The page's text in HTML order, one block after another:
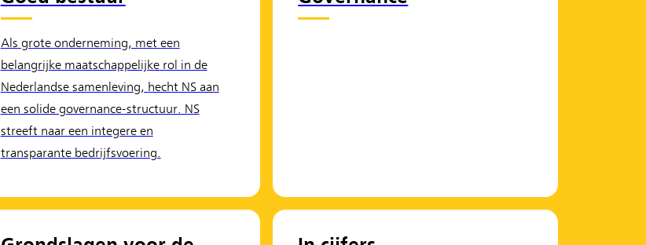
Als grote onderneming, met een
belangrijke maatschappelijke rol in de
Nederlandse samenleving, hecht NS aan
een solide governance-structuur. NS
streeft naar een integere en
transparante bedrijfsvoering.